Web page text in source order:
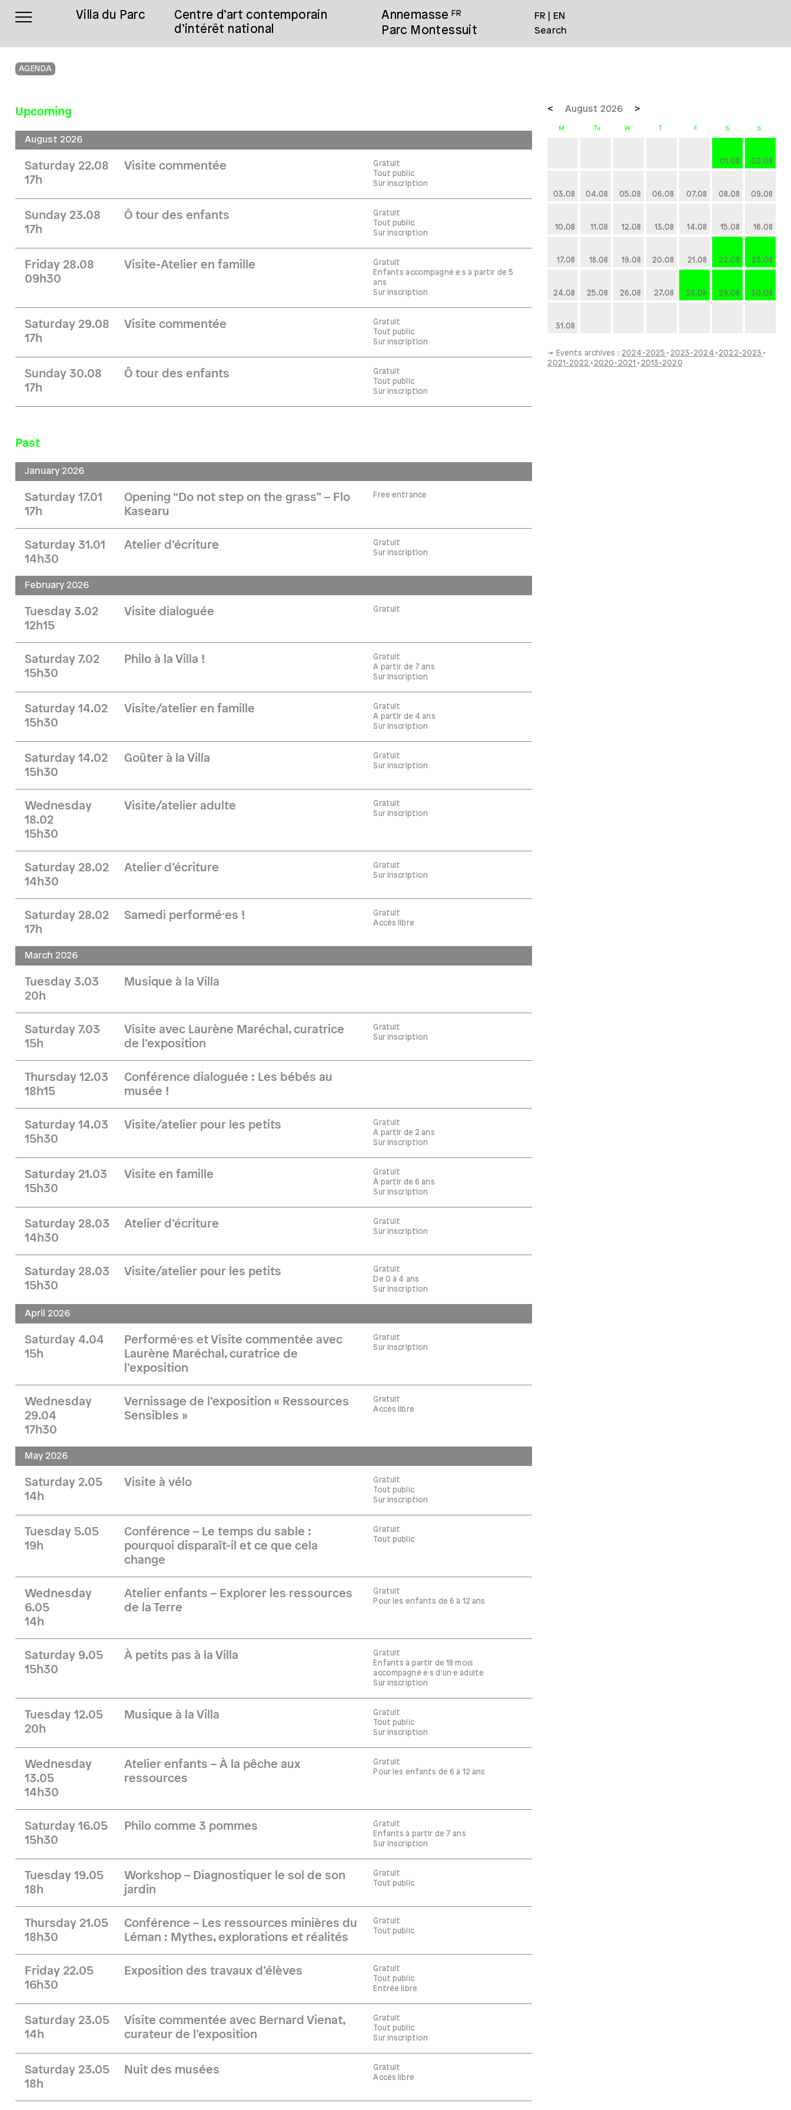
Villa du Parc
Centre d’art contemporain
d’intérêt national
Annemasse FR
Parc Montessuit
FR
EN
Search
AGENDA
Upcoming
August 2026
Saturday 22.08
17h
Visite commentée
Gratuit
Tout public
Sur inscription
Sunday 23.08
17h
Ô tour des enfants
Gratuit
Tout public
Sur inscription
Friday 28.08
09h30
Visite-Atelier en famille
Gratuit
Enfants accompagné·e·s à partir de 5
ans
Sur inscription
Saturday 29.08
17h
Visite commentée
Gratuit
Tout public
Sur inscription
Sunday 30.08
17h
Ô tour des enfants
Gratuit
Tout public
Sur inscription
Past
January 2026
Saturday 17.01
17h
Opening “Do not step on the grass” – Flo
Kasearu
Free entrance
Saturday 31.01
14h30
Atelier d’écriture
Gratuit
Sur inscription
February 2026
Tuesday 3.02
12h15
Visite dialoguée Gratuit
Saturday 7.02
15h30
Philo à la Villa !
Gratuit
A partir de 7 ans
Sur inscription
Saturday 14.02
15h30
Visite/atelier en famille
Gratuit
A partir de 4 ans
Sur inscription
Saturday 14.02
15h30
Goûter à la Villa
Gratuit
Sur inscription
Wednesday
18.02
15h30
Visite/atelier adulte
Gratuit
Sur inscription
Saturday 28.02
14h30
Atelier d’écriture
Gratuit
Sur inscription
Saturday 28.02
17h
Samedi performé·es !
Gratuit
Accès libre
March 2026
Tuesday 3.03
20h
Musique à la Villa
Saturday 7.03
15h
Visite avec Laurène Maréchal, curatrice
de l’exposition
Gratuit
Sur inscription
Thursday 12.03
18h15
Conférence dialoguée : Les bébés au
musée !
Saturday 14.03
15h30
Visite/atelier pour les petits
Gratuit
A partir de 2 ans
Sur inscription
Saturday 21.03
15h30
Visite en famille
Gratuit
À partir de 6 ans
Sur inscription
Saturday 28.03
14h30
Atelier d’écriture
Gratuit
Sur inscription
Saturday 28.03
15h30
Visite/atelier pour les petits
Gratuit
De 0 à 4 ans
Sur inscription
April 2026
Saturday 4.04
15h
Performé·es et Visite commentée avec
Laurène Maréchal, curatrice de
l’exposition
Gratuit
Sur inscription
Wednesday
29.04
17h30
Vernissage de l’exposition « Ressources
Sensibles »
Gratuit
Accès libre
May 2026
Saturday 2.05
14h
Visite à vélo
Gratuit
Tout public
Sur inscription
Tuesday 5.05
19h
Conférence – Le temps du sable :
pourquoi disparaît-il et ce que cela
change
Gratuit
Tout public
Wednesday
6.05
14h
Atelier enfants – Explorer les ressources
de la Terre
Gratuit
Pour les enfants de 6 à 12 ans
Saturday 9.05
15h30
À petits pas à la Villa
Gratuit
Enfants à partir de 18 mois
accompagné·e·s d'un·e adulte
Sur inscription
Tuesday 12.05
20h
Musique à la Villa
Gratuit
Tout public
Sur inscription
Wednesday
13.05
14h30
Atelier enfants – À la pêche aux
ressources
Gratuit
Pour les enfants de 6 à 12 ans
Saturday 16.05
15h30
Philo comme 3 pommes
Gratuit
Enfants à partir de 7 ans
Sur inscription
Tuesday 19.05
18h
Workshop – Diagnostiquer le sol de son
jardin
Gratuit
Tout public
Thursday 21.05
18h30
Conférence – Les ressources minières du
Léman : Mythes, explorations et réalités
Gratuit
Tout public
Friday 22.05
16h30
Exposition des travaux d’élèves
Gratuit
Tout public
Entrée libre
Saturday 23.05
14h
Visite commentée avec Bernard Vienat,
curateur de l’exposition
Gratuit
Tout public
Sur inscription
Saturday 23.05
18h
Nuit des musées
Gratuit
Accès libre
August 2026
01.08 02.08
03.08 04.08 05.08 06.08 07.08 08.08 09.08
10.08 11.08 12.08 13.08 14.08 15.08 16.08
17.08 18.08 19.08 20.08 21.08 22.08 23.08
24.08 25.08 26.08 27.08 28.08 29.08 30.08
31.08
→ Events archives : 2024-2025 2023-2024
2022-2023
2021-2022
2020-2021 2013-2020